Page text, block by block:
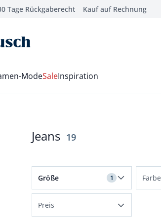
Tage Rückgaberecht Kauf auf Rechnung
Runter Taste
ModeSaleInspiration
Jeans Ergebnisse
19
Filter für Größe 48 angewendet
Größe 1
Normalgrößen
48 50 52 54
Farbe
Preis